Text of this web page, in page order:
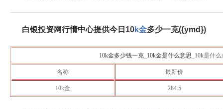
白银投资网行情中心提供今日10k金多少一克({ymd})
10k金多少钱一克 10k金是什么意思 _10k是什
名称 最新价
10k金 284.5